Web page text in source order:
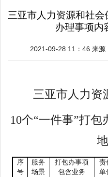
三亚市人力资源和社会
办理事项内
2021-09-28 11：46 来源
三亚市人力资
10个“一件事”打包
序
号
服务
场景
打包办事项
包含业务
责
单